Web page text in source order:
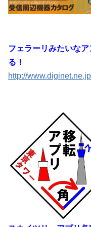
フェラーリみたいな
る！
http://